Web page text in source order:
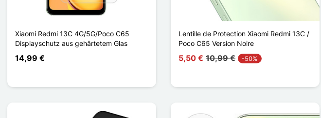
Xiaomi Redmi 13C 4G/5G/Poco C65
Displayschutz aus gehärtetem Glas
14,99 €
Lentille de Protection Xiaomi Redmi 13C /
Poco C65 Version Noire
5,50 € 10,99 € -50%